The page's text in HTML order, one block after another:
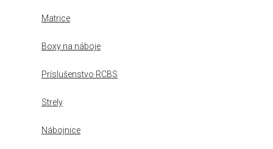
Matrice
Boxy na náboje
Príslušenstvo RCBS
Strely
Nábojnice